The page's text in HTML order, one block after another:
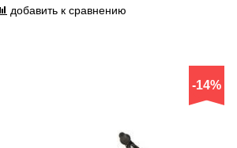
добавить к сравнению
-14%